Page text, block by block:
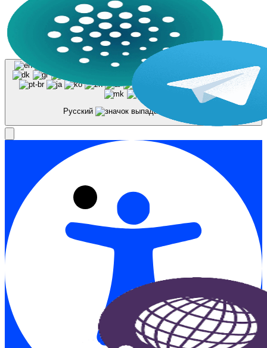
© 2023-2026, Центр "Галактика64". При
использовании материалов сайта galaktika64.ru
ссылка на источник обязательна.
Русский